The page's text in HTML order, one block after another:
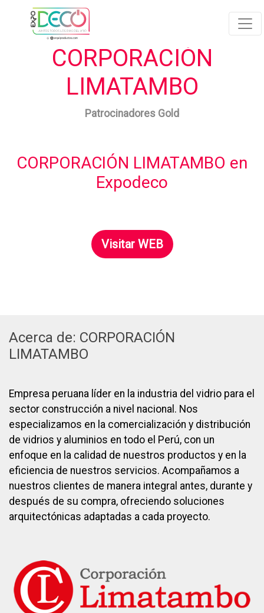
CORPORACIÓN
LIMATAMBO
Patrocinadores Gold
CORPORACIÓN LIMATAMBO en
Expodeco
Visitar WEB
Acerca de: CORPORACIÓN
LIMATAMBO
Empresa peruana líder en la industria del vidrio para el
sector construcción a nivel nacional. Nos
especializamos en la comercialización y distribución
de vidrios y aluminios en todo el Perú, con un
enfoque en la calidad de nuestros productos y en la
eficiencia de nuestros servicios. Acompañamos a
nuestros clientes de manera integral antes, durante y
después de su compra, ofreciendo soluciones
arquitectónicas adaptadas a cada proyecto.